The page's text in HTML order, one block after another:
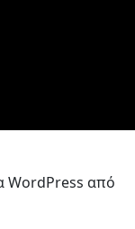
WordPress από